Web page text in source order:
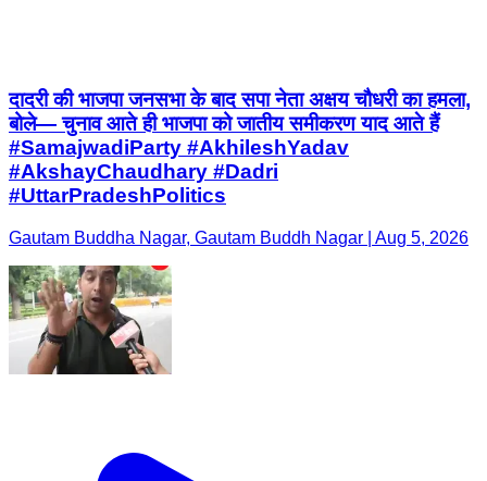
दादरी की भाजपा जनसभा के बाद सपा नेता अक्षय चौधरी का हमला,
बोले— चुनाव आते ही भाजपा को जातीय समीकरण याद आते हैं
#SamajwadiParty #AkhileshYadav
#AkshayChaudhary #Dadri
#UttarPradeshPolitics
Gautam Buddha Nagar, Gautam Buddh Nagar | Aug 5, 2026